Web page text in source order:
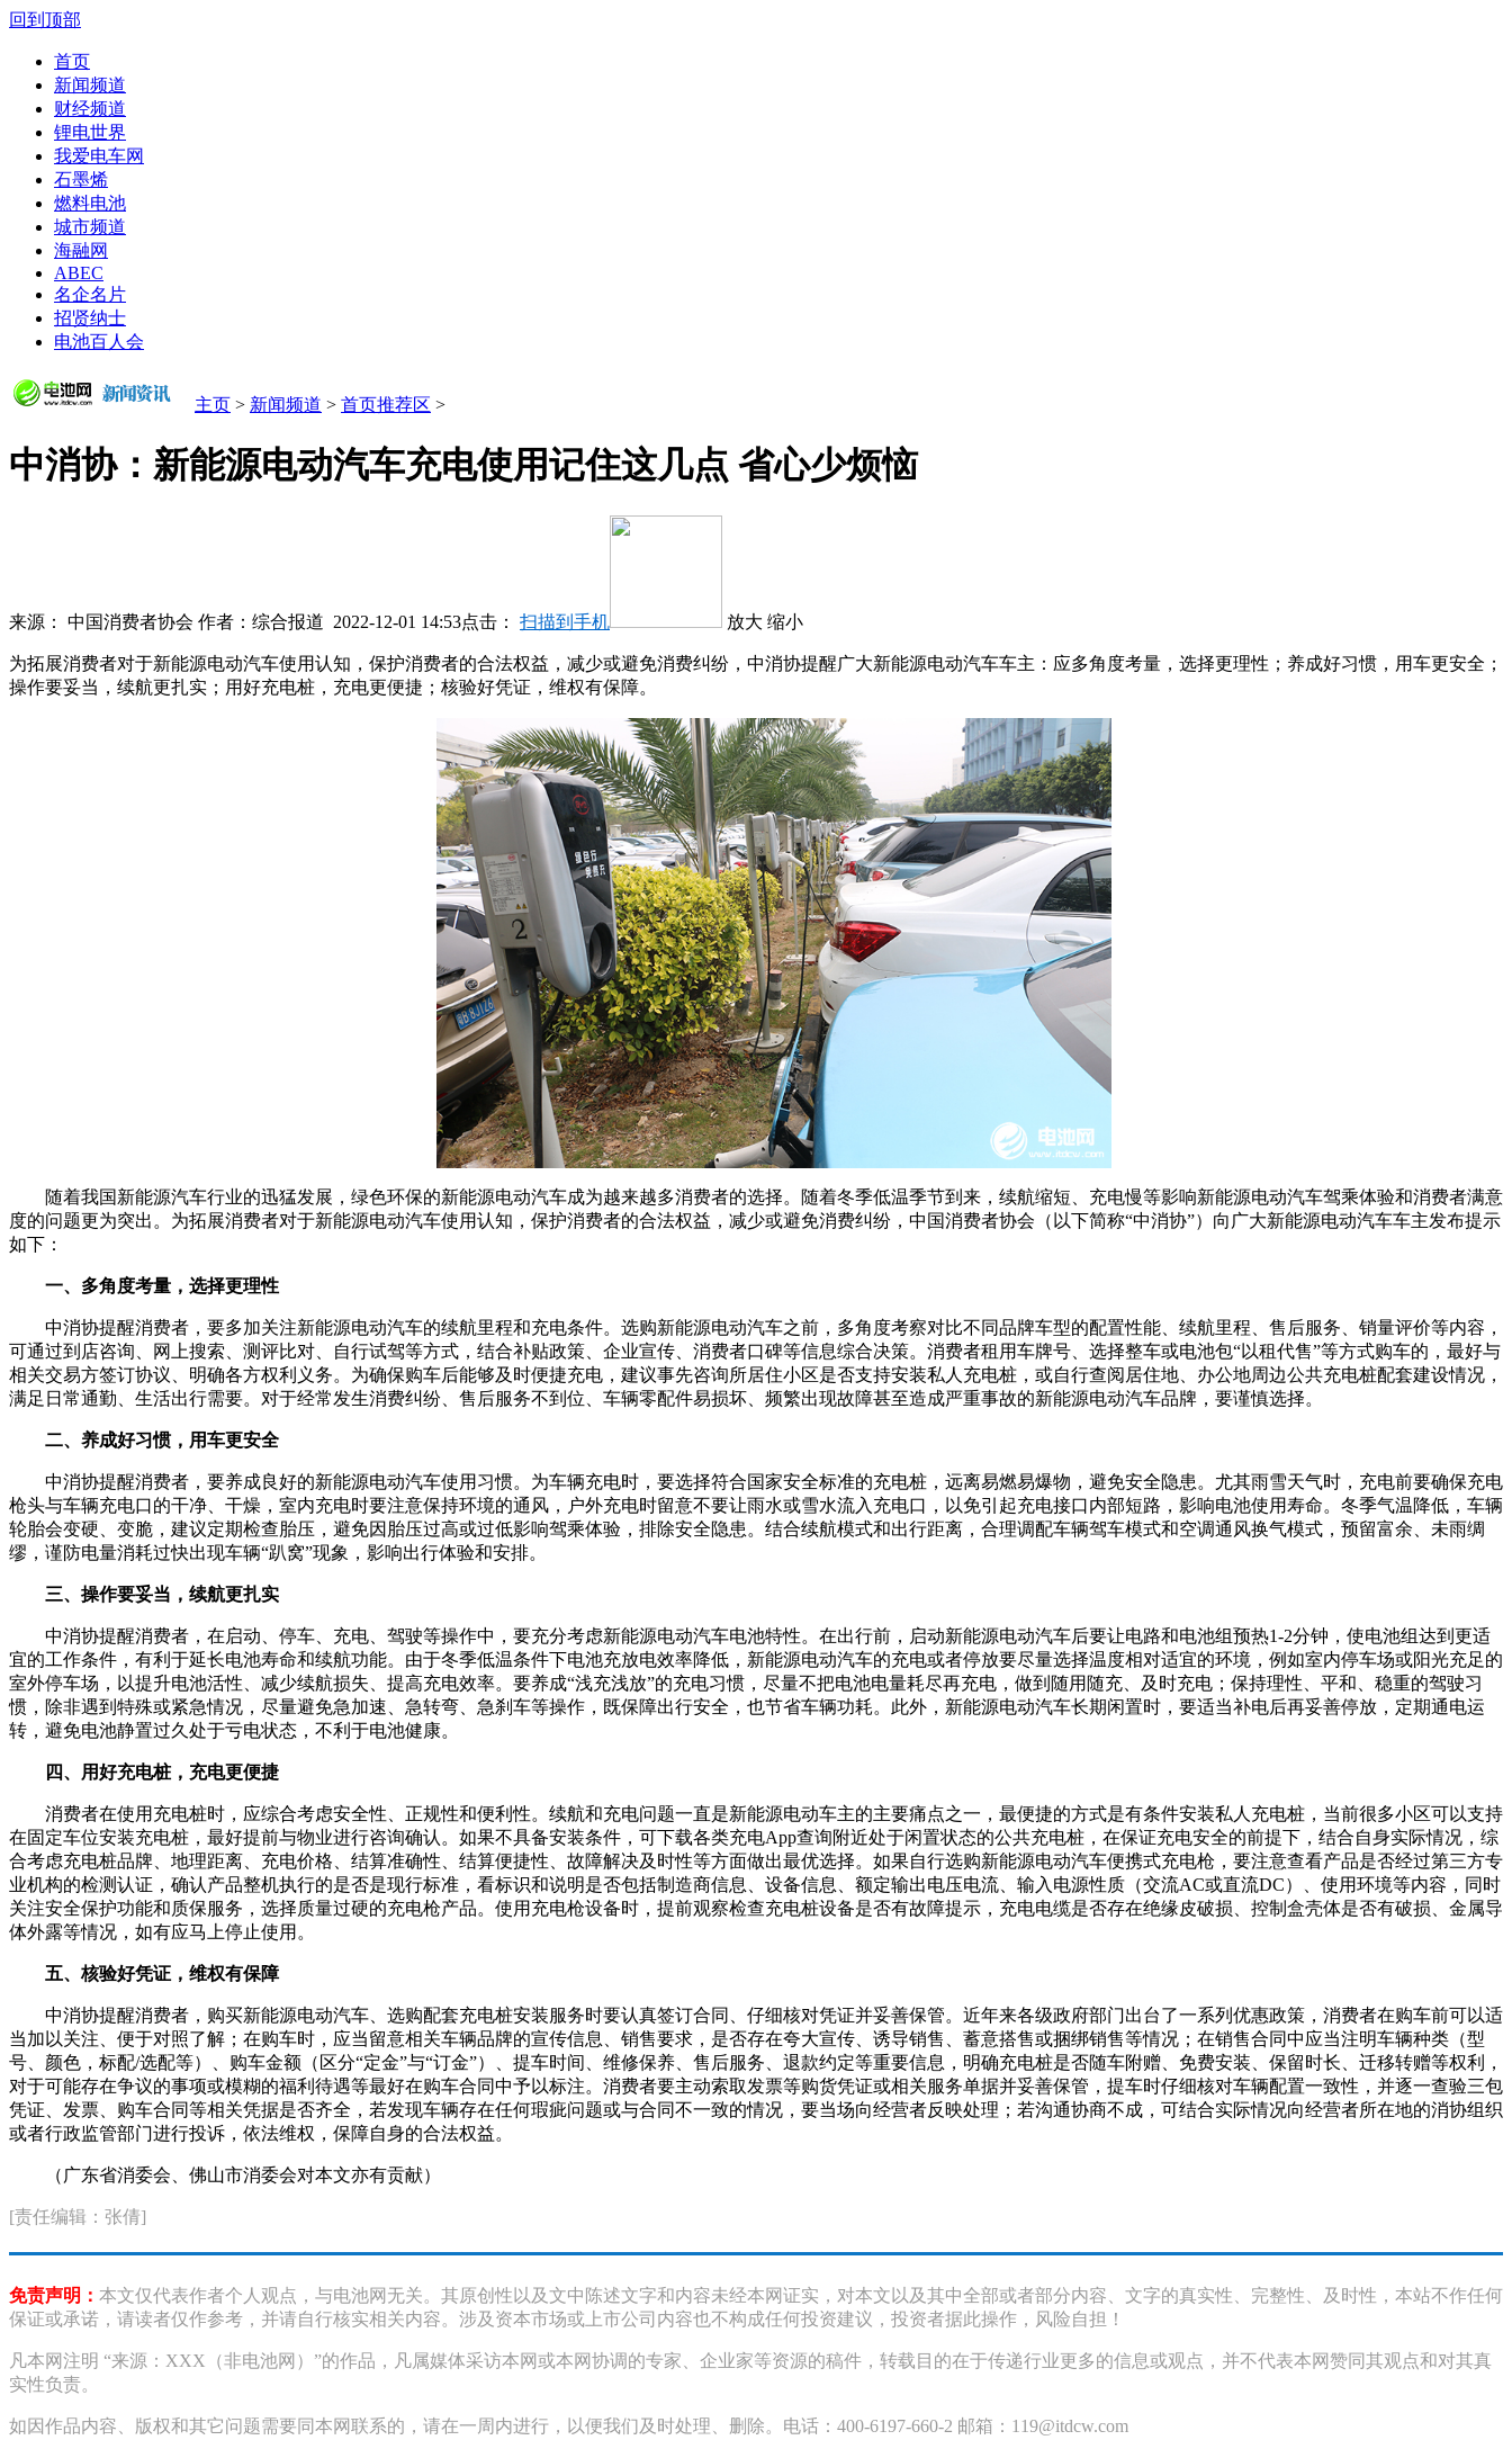
回到顶部
首页
新闻频道
财经频道
锂电世界
我爱电车网
石墨烯
燃料电池
城市频道
海融网
ABEC
名企名片
招贤纳士
电池百人会
主页 > 新闻频道 > 首页推荐区 >
中消协：新能源电动汽车充电使用记住这几点 省心少烦恼
来源： 中国消费者协会 作者： 综合报道 2022-12-01 14:53点击： 扫描到手机 放大 缩小
为拓展消费者对于新能源电动汽车使用认知，保护消费者的合法权益，减少或避免消费纠纷，中消协提醒广大新能源电动汽车车主：应多角度考量，选择更理性；养成好习惯，用车更安全；
操作要妥当，续航更扎实；用好充电桩，充电更便捷；核验好凭证，维权有保障。
随着我国新能源汽车行业的迅猛发展，绿色环保的新能源电动汽车成为越来越多消费者的选择。随着冬季低温季节到来，续航缩短、充电慢等影响新能源电动汽车驾乘体验和消费者满意
度的问题更为突出。为拓展消费者对于新能源电动汽车使用认知，保护消费者的合法权益，减少或避免消费纠纷，中国消费者协会（以下简称“中消协”）向广大新能源电动汽车车主发布提示
如下：
一、多角度考量，选择更理性
中消协提醒消费者，要多加关注新能源电动汽车的续航里程和充电条件。选购新能源电动汽车之前，多角度考察对比不同品牌车型的配置性能、续航里程、售后服务、销量评价等内容，
可通过到店咨询、网上搜索、测评比对、自行试驾等方式，结合补贴政策、企业宣传、消费者口碑等信息综合决策。消费者租用车牌号、选择整车或电池包“以租代售”等方式购车的，最好与
相关交易方签订协议、明确各方权利义务。为确保购车后能够及时便捷充电，建议事先咨询所居住小区是否支持安装私人充电桩，或自行查阅居住地、办公地周边公共充电桩配套建设情况，
满足日常通勤、生活出行需要。对于经常发生消费纠纷、售后服务不到位、车辆零配件易损坏、频繁出现故障甚至造成严重事故的新能源电动汽车品牌，要谨慎选择。
二、养成好习惯，用车更安全
中消协提醒消费者，要养成良好的新能源电动汽车使用习惯。为车辆充电时，要选择符合国家安全标准的充电桩，远离易燃易爆物，避免安全隐患。尤其雨雪天气时，充电前要确保充电
枪头与车辆充电口的干净、干燥，室内充电时要注意保持环境的通风，户外充电时留意不要让雨水或雪水流入充电口，以免引起充电接口内部短路，影响电池使用寿命。冬季气温降低，车辆
轮胎会变硬、变脆，建议定期检查胎压，避免因胎压过高或过低影响驾乘体验，排除安全隐患。结合续航模式和出行距离，合理调配车辆驾车模式和空调通风换气模式，预留富余、未雨绸
缪，谨防电量消耗过快出现车辆“趴窝”现象，影响出行体验和安排。
三、操作要妥当，续航更扎实
中消协提醒消费者，在启动、停车、充电、驾驶等操作中，要充分考虑新能源电动汽车电池特性。在出行前，启动新能源电动汽车后要让电路和电池组预热1-2分钟，使电池组达到更适
宜的工作条件，有利于延长电池寿命和续航功能。由于冬季低温条件下电池充放电效率降低，新能源电动汽车的充电或者停放要尽量选择温度相对适宜的环境，例如室内停车场或阳光充足的
室外停车场，以提升电池活性、减少续航损失、提高充电效率。要养成“浅充浅放”的充电习惯，尽量不把电池电量耗尽再充电，做到随用随充、及时充电；保持理性、平和、稳重的驾驶习
惯，除非遇到特殊或紧急情况，尽量避免急加速、急转弯、急刹车等操作，既保障出行安全，也节省车辆功耗。此外，新能源电动汽车长期闲置时，要适当补电后再妥善停放，定期通电运
转，避免电池静置过久处于亏电状态，不利于电池健康。
四、用好充电桩，充电更便捷
消费者在使用充电桩时，应综合考虑安全性、正规性和便利性。续航和充电问题一直是新能源电动车主的主要痛点之一，最便捷的方式是有条件安装私人充电桩，当前很多小区可以支持
在固定车位安装充电桩，最好提前与物业进行咨询确认。如果不具备安装条件，可下载各类充电App查询附近处于闲置状态的公共充电桩，在保证充电安全的前提下，结合自身实际情况，综
合考虑充电桩品牌、地理距离、充电价格、结算准确性、结算便捷性、故障解决及时性等方面做出最优选择。如果自行选购新能源电动汽车便携式充电枪，要注意查看产品是否经过第三方专
业机构的检测认证，确认产品整机执行的是否是现行标准，看标识和说明是否包括制造商信息、设备信息、额定输出电压电流、输入电源性质（交流AC或直流DC）、使用环境等内容，同时
关注安全保护功能和质保服务，选择质量过硬的充电枪产品。使用充电枪设备时，提前观察检查充电桩设备是否有故障提示，充电电缆是否存在绝缘皮破损、控制盒壳体是否有破损、金属导
体外露等情况，如有应马上停止使用。
五、核验好凭证，维权有保障
中消协提醒消费者，购买新能源电动汽车、选购配套充电桩安装服务时要认真签订合同、仔细核对凭证并妥善保管。近年来各级政府部门出台了一系列优惠政策，消费者在购车前可以适
当加以关注、便于对照了解；在购车时，应当留意相关车辆品牌的宣传信息、销售要求，是否存在夸大宣传、诱导销售、蓄意搭售或捆绑销售等情况；在销售合同中应当注明车辆种类（型
号、颜色，标配/选配等）、购车金额（区分“定金”与“订金”）、提车时间、维修保养、售后服务、退款约定等重要信息，明确充电桩是否随车附赠、免费安装、保留时长、迁移转赠等权利，
对于可能存在争议的事项或模糊的福利待遇等最好在购车合同中予以标注。消费者要主动索取发票等购货凭证或相关服务单据并妥善保管，提车时仔细核对车辆配置一致性，并逐一查验三包
凭证、发票、购车合同等相关凭据是否齐全，若发现车辆存在任何瑕疵问题或与合同不一致的情况，要当场向经营者反映处理；若沟通协商不成，可结合实际情况向经营者所在地的消协组织
或者行政监管部门进行投诉，依法维权，保障自身的合法权益。
（广东省消委会、佛山市消委会对本文亦有贡献）
[责任编辑：张倩]
免责声明： 本文仅代表作者个人观点，与电池网无关。其原创性以及文中陈述文字和内容未经本网证实，对本文以及其中全部或者部分内容、文字的真实性、完整性、及时性，本站不作任何
保证或承诺，请读者仅作参考，并请自行核实相关内容。涉及资本市场或上市公司内容也不构成任何投资建议，投资者据此操作，风险自担！
凡本网注明 “来源：XXX（非电池网）”的作品，凡属媒体采访本网或本网协调的专家、企业家等资源的稿件，转载目的在于传递行业更多的信息或观点，并不代表本网赞同其观点和对其真
实性负责。
如因作品内容、版权和其它问题需要同本网联系的，请在一周内进行，以便我们及时处理、删除。电话：400-6197-660-2 邮箱：119@itdcw.com